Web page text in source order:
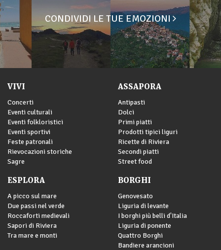
CONDIVIDI LE TUE EMOZIONI
VIVI
Concerti
Eventi culturali
Eventi folkloristici
Eventi sportivi
Feste patronali
Rievocazioni storiche
Sagre
ASSAPORA
Antipasti
Dolci
Primi piatti
Prodotti tipici liguri
Ricette di Riviera
Secondi piatti
Street food
ESPLORA
A picco sul mare
Due passi nel verde
Roccaforti medievali
Sapori di Riviera
Tra mare e monti
BORGHI
Genovesato
Liguria di levante
I borghi più belli d'Italia
Liguria di ponente
Quattro Borghi
Bandiere arancioni